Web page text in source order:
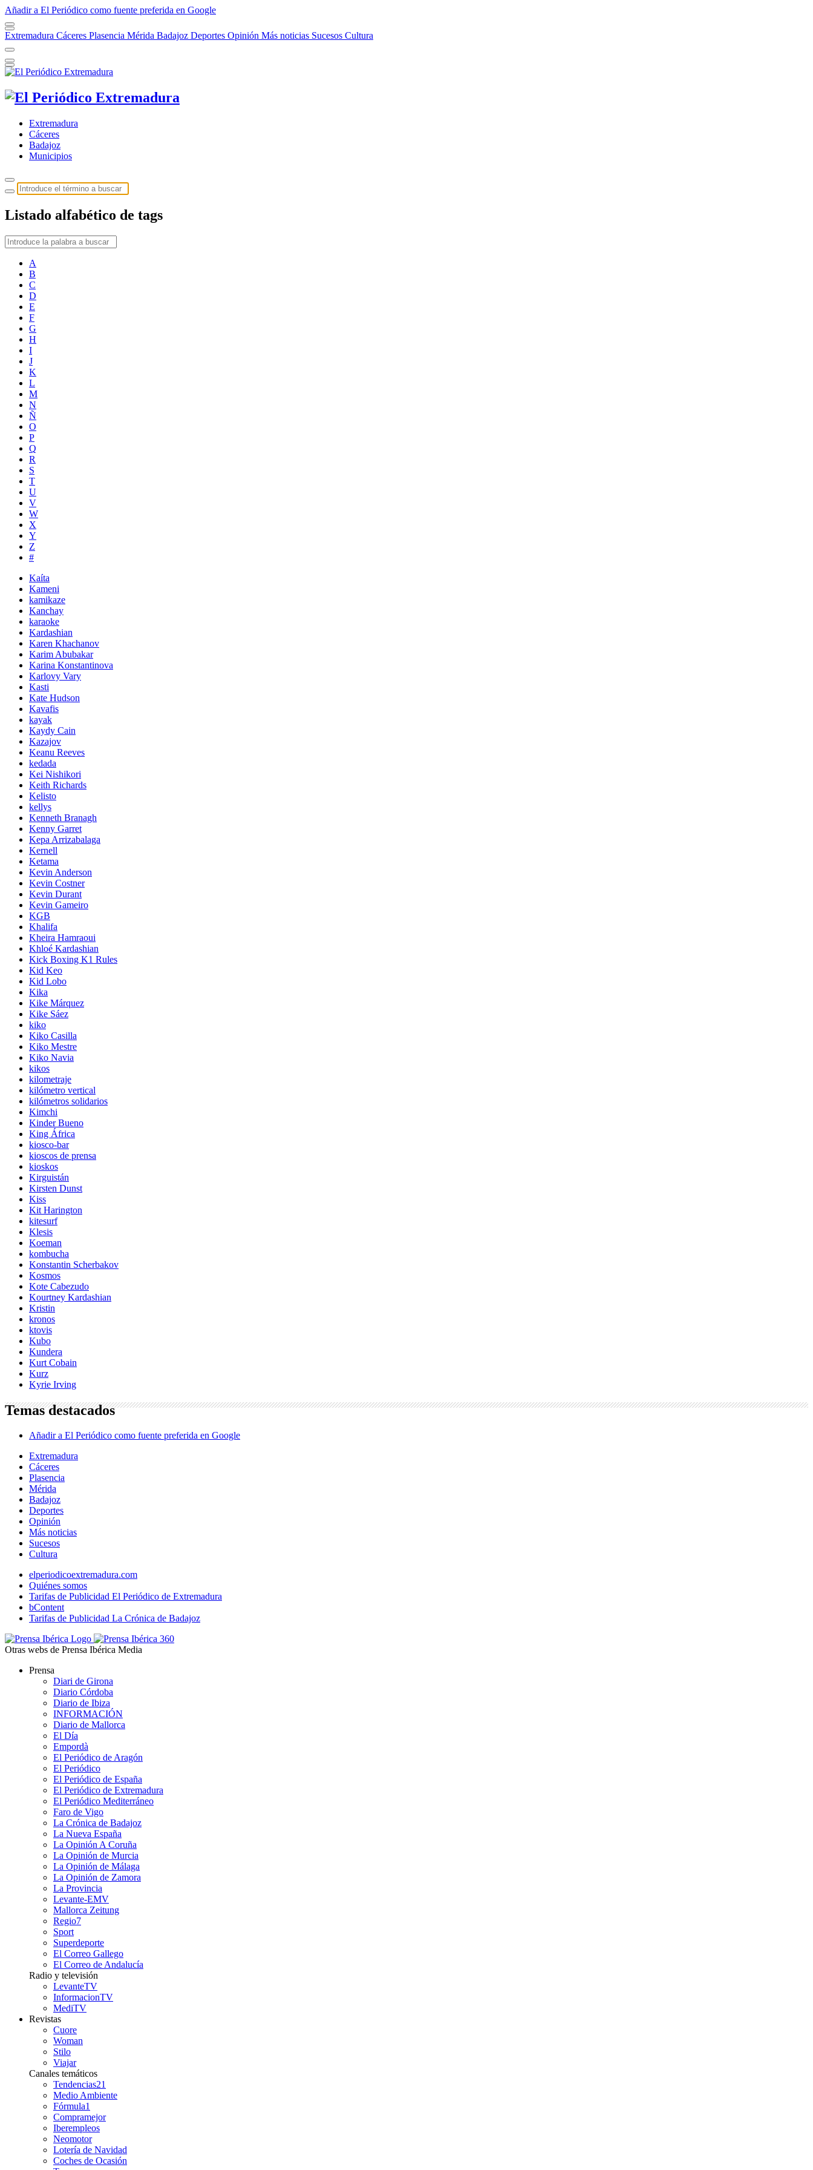
Añadir a El Periódico como fuente preferida en Google
Extremadura Cáceres Plasencia Mérida Badajoz Deportes Opinión Más noticias Sucesos Cultura
Extremadura
Cáceres
Badajoz
Municipios
Listado alfabético de tags
A
B
C
D
E
F
G
H
I
J
K
L
M
N
Ñ
O
P
Q
R
S
T
U
V
W
X
Y
Z
#
Kaíta
Kameni
kamikaze
Kanchay
karaoke
Kardashian
Karen Khachanov
Karim Abubakar
Karina Konstantinova
Karlovy Vary
Kasti
Kate Hudson
Kavafis
kayak
Kaydy Cain
Kazajov
Keanu Reeves
kedada
Kei Nishikori
Keith Richards
Kelisto
kellys
Kenneth Branagh
Kenny Garret
Kepa Arrizabalaga
Kernell
Ketama
Kevin Anderson
Kevin Costner
Kevin Durant
Kevin Gameiro
KGB
Khalifa
Kheira Hamraoui
Khloé Kardashian
Kick Boxing K1 Rules
Kid Keo
Kid Lobo
Kika
Kike Márquez
Kike Sáez
kiko
Kiko Casilla
Kiko Mestre
Kiko Navia
kikos
kilometraje
kilómetro vertical
kilómetros solidarios
Kimchi
Kinder Bueno
King África
kiosco-bar
kioscos de prensa
kioskos
Kirguistán
Kirsten Dunst
Kiss
Kit Harington
kitesurf
Klesis
Koeman
kombucha
Konstantin Scherbakov
Kosmos
Kote Cabezudo
Kourtney Kardashian
Kristin
kronos
ktovis
Kubo
Kundera
Kurt Cobain
Kurz
Kyrie Irving
Temas destacados
Añadir a El Periódico como fuente preferida en Google
Extremadura
Cáceres
Plasencia
Mérida
Badajoz
Deportes
Opinión
Más noticias
Sucesos
Cultura
elperiodicoextremadura.com
Quiénes somos
Tarifas de Publicidad El Periódico de Extremadura
bContent
Tarifas de Publicidad La Crónica de Badajoz
Otras webs de Prensa Ibérica Media
Prensa
Diari de Girona
Diario Córdoba
Diario de Ibiza
INFORMACIÓN
Diario de Mallorca
El Día
Empordà
El Periódico de Aragón
El Periódico
El Periódico de España
El Periódico de Extremadura
El Periódico Mediterráneo
Faro de Vigo
La Crónica de Badajoz
La Nueva España
La Opinión A Coruña
La Opinión de Murcia
La Opinión de Málaga
La Opinión de Zamora
La Provincia
Levante-EMV
Mallorca Zeitung
Regio7
Sport
Superdeporte
El Correo Gallego
El Correo de Andalucía
Radio y televisión
LevanteTV
InformacionTV
MediTV
Revistas
Cuore
Woman
Stilo
Viajar
Canales temáticos
Tendencias21
Medio Ambiente
Fórmula1
Compramejor
Iberempleos
Neomotor
Lotería de Navidad
Coches de Ocasión